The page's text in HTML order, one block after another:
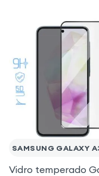
Samsung
Samsung
Samsung
Samsung
Vidro temperado